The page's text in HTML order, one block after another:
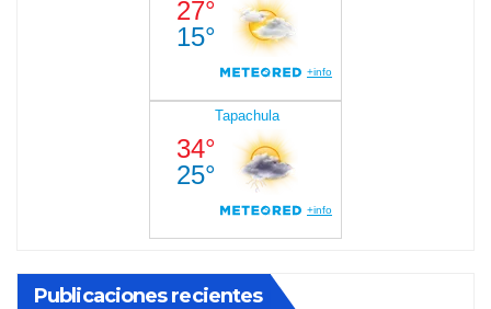
Publicaciones recientes